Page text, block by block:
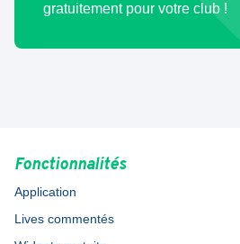
gratuitement pour votre club !
Fonctionnalités
Application
Lives commentés